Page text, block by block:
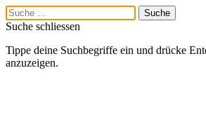
Suche schliessen
Tippe deine Suchbegriffe ein und drücke
anzuzeigen.